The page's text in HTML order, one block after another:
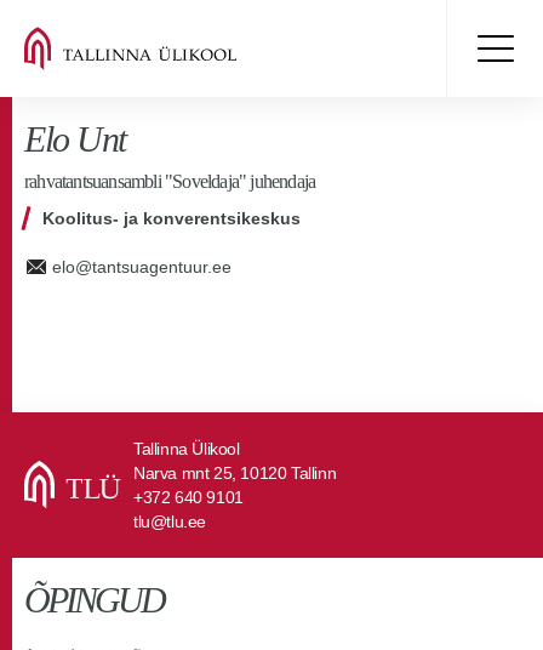
Elo Unt
rahvatantsuansambli "Soveldaja" juhendaja
Koolitus- ja konverentsikeskus
elo@tantsuagentuur.ee
Tallinna Ülikool
Narva mnt 25, 10120 Tallinn
+372 640 9101
tlu@tlu.ee
ÕPINGUD